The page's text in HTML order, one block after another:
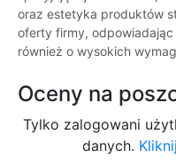
oraz estetyka produktów
oferty firmy,
również o wysokich
Oceny na
Tylko zalogowani
danych.